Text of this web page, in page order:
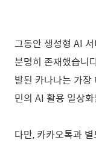
그동안 생성형 AI
분명히 존재했습니
발된 카나나는 가
민의 AI 활용 일상
다만, 카카오톡과